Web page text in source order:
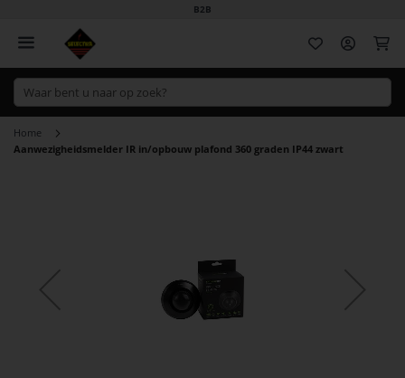
B2B
Home
Aanwezigheidsmelder IR in/opbouw plafond 360 graden IP44 zwart